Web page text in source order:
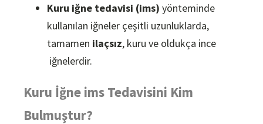
Kuru iğne tedavisi (ims) yönteminde
kullanılan iğneler çeşitli uzunluklarda,
tamamen ilaçsız, kuru ve oldukça ince
iğnelerdir.
Kuru İğne ims Tedavisini Kim
Bulmuştur?